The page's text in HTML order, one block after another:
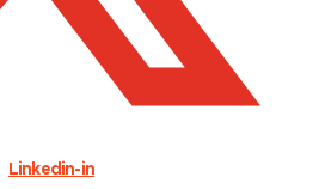
Linkedin-in